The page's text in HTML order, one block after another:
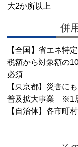
大2か所以上
併
【全国】省エネ特
税額から対象額の
必須
【東京都】災害に
普及拡大事業 ※1
【自治体】各市町